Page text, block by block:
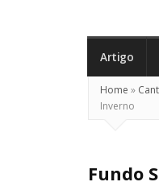
Real
Artigo
Home »
Inverno
Fundo